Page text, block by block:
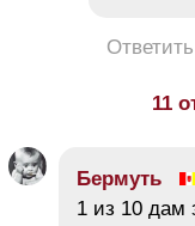
Ответить
11
Бермуть
1 из 10 дам